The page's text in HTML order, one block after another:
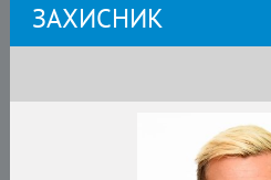
ЗАХИСНИК